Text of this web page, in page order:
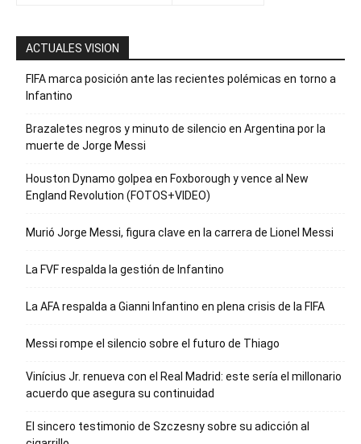
ACTUALES VISION
FIFA marca posición ante las recientes polémicas en torno a
Infantino
Brazaletes negros y minuto de silencio en Argentina por la
muerte de Jorge Messi
Houston Dynamo golpea en Foxborough y vence al New
England Revolution (FOTOS+VIDEO)
Murió Jorge Messi, figura clave en la carrera de Lionel Messi
La FVF respalda la gestión de Infantino
La AFA respalda a Gianni Infantino en plena crisis de la FIFA
Messi rompe el silencio sobre el futuro de Thiago
Vinícius Jr. renueva con el Real Madrid: este sería el millonario
acuerdo que asegura su continuidad
El sincero testimonio de Szczesny sobre su adicción al